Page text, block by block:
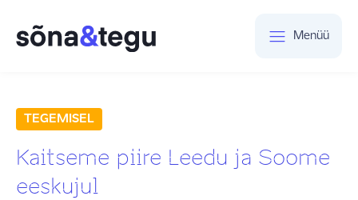
Menüü
TEGEMISEL
Kaitseme piire Leedu ja Soome
eeskujul